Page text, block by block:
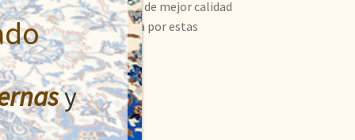
Irán y La India. Las de mejor calidad
en Europa y América por estas
las casas.
y